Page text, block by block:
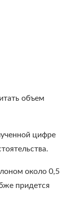
объем
цифре
около 0,5
придется